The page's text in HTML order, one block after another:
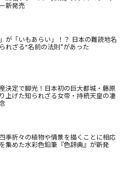
新発売
」が「いもあらい」！？ 日本の難読地名
れざる“名前の法則”があった
決定で脚光！日本初の巨大都城・藤原
上げた知られざる女帝・持統天皇の凄
季折々の植物や情景を描くことに相応
集めた水彩色鉛筆『色辞典』が新発